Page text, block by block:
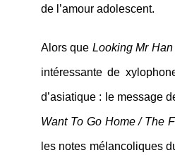
de l’amour adolescent.
Alors que Looking Mr Han
intéressante de
d’asiatique : le message
Want To Go Home / The
les notes mélancoliques